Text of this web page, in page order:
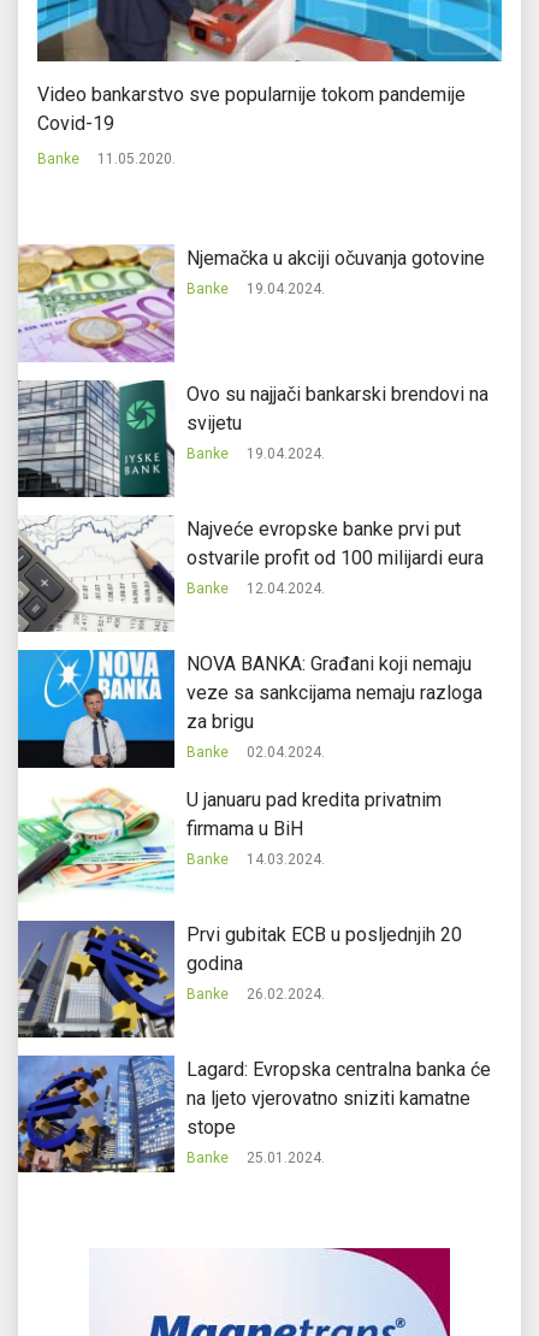
Video bankarstvo sve popularnije tokom pandemije
Covid-19
Banke 11.05.2020.
Njemačka u akciji očuvanja gotovine
Banke 19.04.2024.
Ovo su najjači bankarski brendovi na
svijetu
Banke 19.04.2024.
Najveće evropske banke prvi put
ostvarile profit od 100 milijardi eura
Banke 12.04.2024.
NOVA BANKA: Građani koji nemaju
veze sa sankcijama nemaju razloga
za brigu
Banke 02.04.2024.
U januaru pad kredita privatnim
firmama u BiH
Banke 14.03.2024.
Prvi gubitak ECB u posljednjih 20
godina
Banke 26.02.2024.
Lagard: Evropska centralna banka će
na ljeto vjerovatno sniziti kamatne
stope
Banke 25.01.2024.